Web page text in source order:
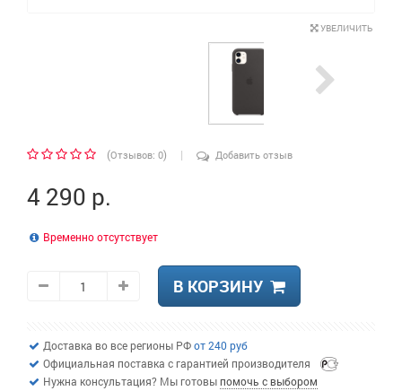
УВЕЛИЧИТЬ
(Отзывов: 0) | Добавить отзыв
4 290 р.
Временно отсутствует
В КОРЗИНУ
Доставка во все регионы РФот 240 руб
Официальная поставка с гарантией производителя
Нужна консультация? Мы готовыпомочь с выбором